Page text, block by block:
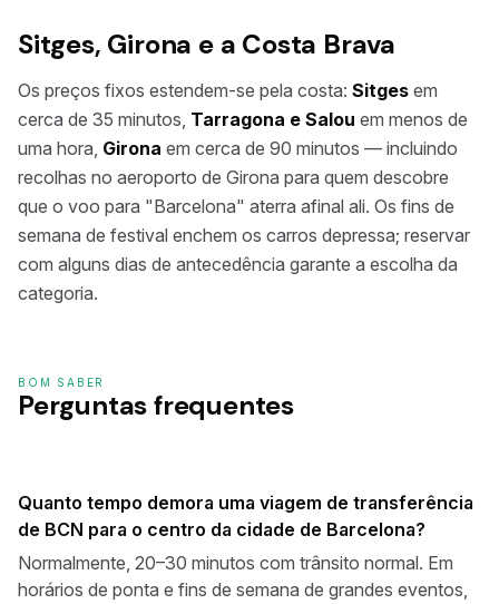
Sitges, Girona e a Costa Brava
Os preços fixos estendem-se pela costa: Sitges em
cerca de 35 minutos, Tarragona e Salou em menos de
uma hora, Girona em cerca de 90 minutos — incluindo
recolhas no aeroporto de Girona para quem descobre
que o voo para "Barcelona" aterra afinal ali. Os fins de
semana de festival enchem os carros depressa; reservar
com alguns dias de antecedência garante a escolha da
categoria.
BOM SABER
Perguntas frequentes
Quanto tempo demora uma viagem de transferência
de BCN para o centro da cidade de Barcelona?
Normalmente, 20–30 minutos com trânsito normal. Em
horários de ponta e fins de semana de grandes eventos,